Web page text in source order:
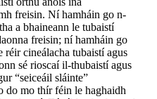
freisin. Ní hamháin go n-
a bhaineann le tubaistí
freisin; ní hamháin go
réir cineálacha tubaistí agus
sé rioscaí il-thubaistí agus
“seiceáil sláinte”
do mo thír féin le haghaidh